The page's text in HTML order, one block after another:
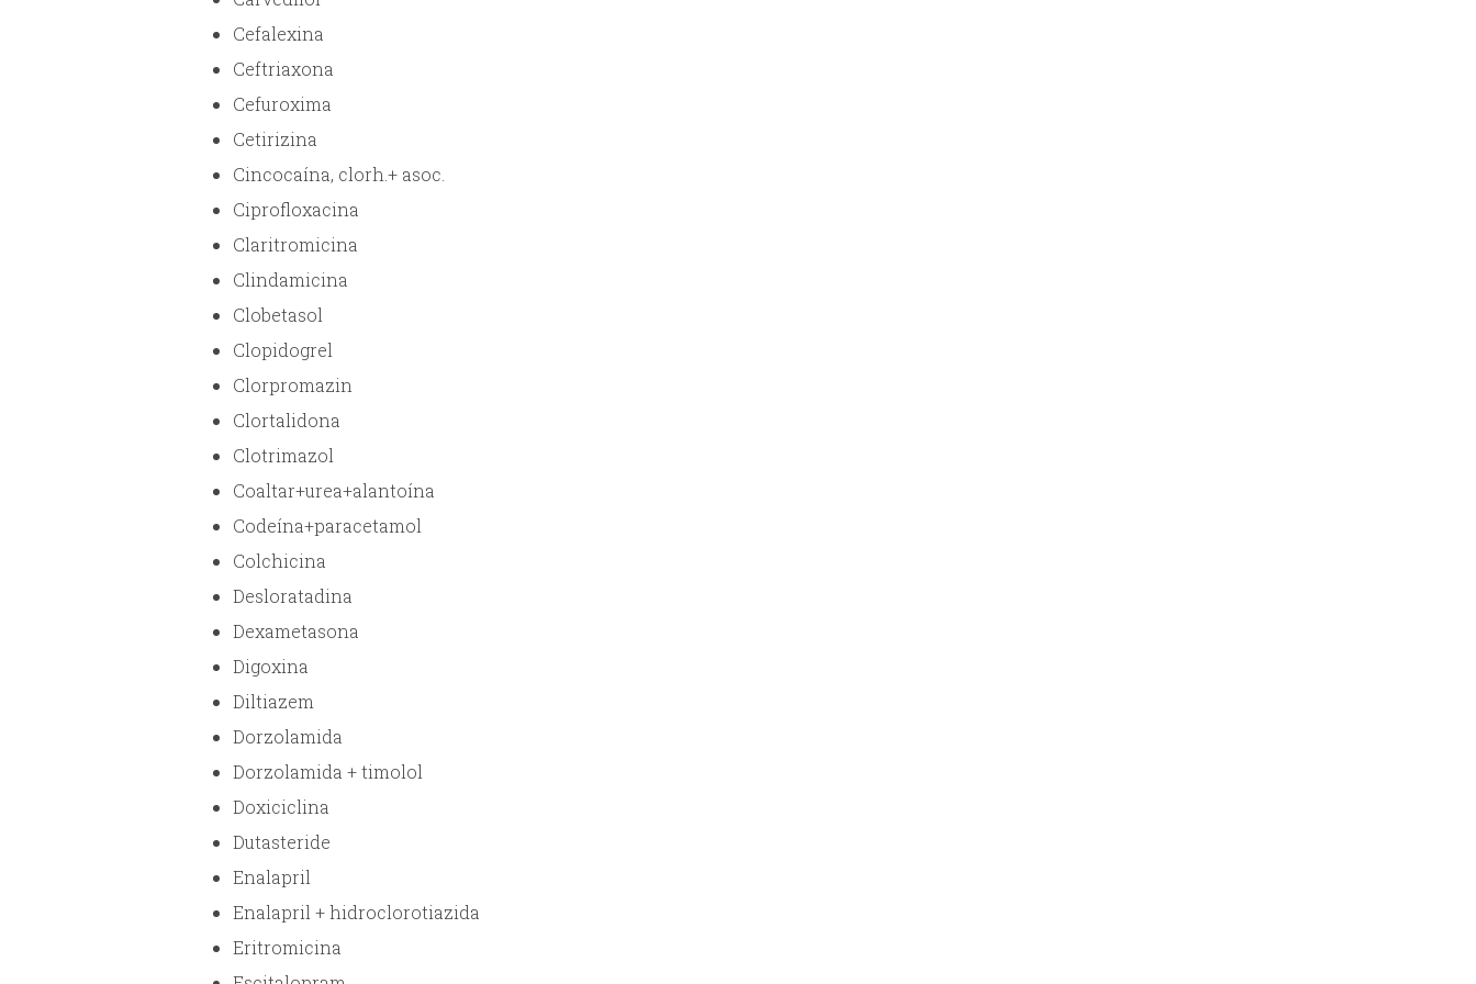
Cefalexina
Ceftriaxona
Cefuroxima
Cetirizina
Cincocaína, clorh.+ asoc.
Ciprofloxacina
Claritromicina
Clindamicina
Clobetasol
Clopidogrel
Clorpromazin
Clortalidona
Clotrimazol
Coaltar+urea+alantoína
Codeína+paracetamol
Colchicina
Desloratadina
Dexametasona
Digoxina
Diltiazem
Dorzolamida
Dorzolamida + timolol
Doxiciclina
Dutasteride
Enalapril
Enalapril + hidroclorotiazida
Eritromicina